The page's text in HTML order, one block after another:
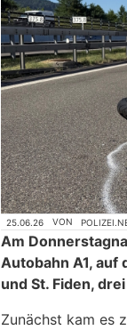
25.06.26 VON
Am
Autobahn A1,
und St. Fiden,
Zunächst kam es